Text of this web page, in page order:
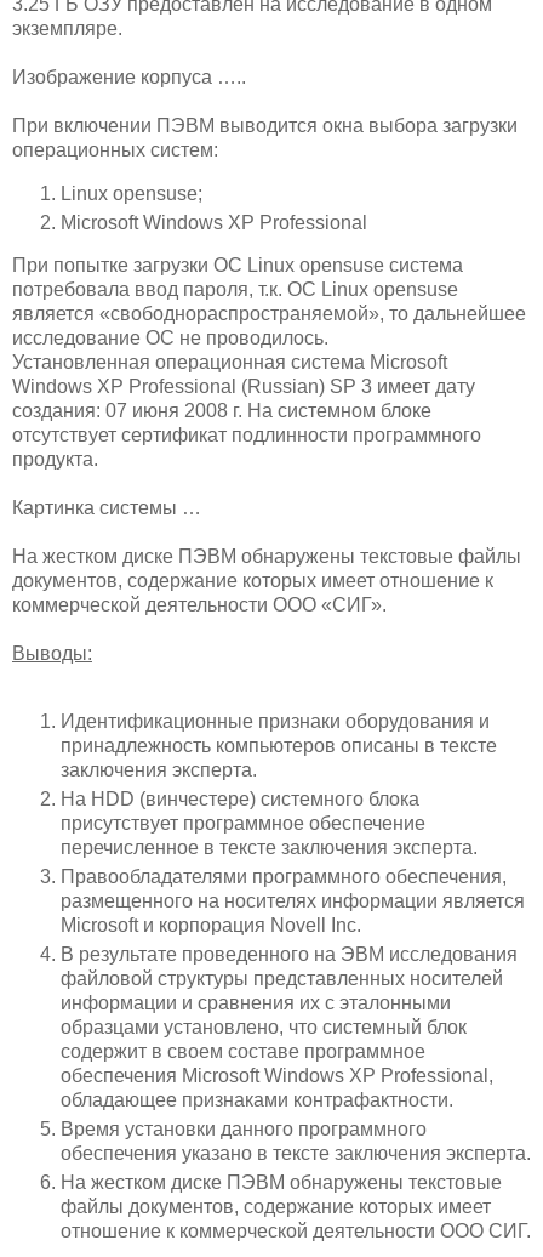
экземпляре.
Изображение корпуса …..
При включении ПЭВМ выводится окна выбора загрузки
операционных систем:
Linux opensuse;
Microsoft Windows XP Professional
При попытке загрузки ОС Linux opensuse система
потребовала ввод пароля, т.к. ОС Linux opensuse
является «свободнораспространяемой», то дальнейшее
исследование ОС не проводилось.
Установленная операционная система Microsoft
Windows XP Professional (Russian) SP 3 имеет дату
создания: 07 июня 2008 г. На системном блоке
отсутствует сертификат подлинности программного
продукта.
Картинка системы …
На жестком диске ПЭВМ обнаружены текстовые файлы
документов, содержание которых имеет отношение к
коммерческой деятельности ООО «СИГ».
Выводы:
Идентификационные признаки оборудования и
принадлежность компьютеров описаны в тексте
заключения эксперта.
На HDD (винчестере) системного блока
присутствует программное обеспечение
перечисленное в тексте заключения эксперта.
Правообладателями программного обеспечения,
размещенного на носителях информации является
Microsoft и корпорация Novell Inc.
В результате проведенного на ЭВМ исследования
файловой структуры представленных носителей
информации и сравнения их с эталонными
образцами установлено, что системный блок
содержит в своем составе программное
обеспечения Microsoft Windows XP Professional,
обладающее признаками контрафактности.
Время установки данного программного
обеспечения указано в тексте заключения эксперта.
На жестком диске ПЭВМ обнаружены текстовые
файлы документов, содержание которых имеет
отношение к коммерческой деятельности ООО СИГ.